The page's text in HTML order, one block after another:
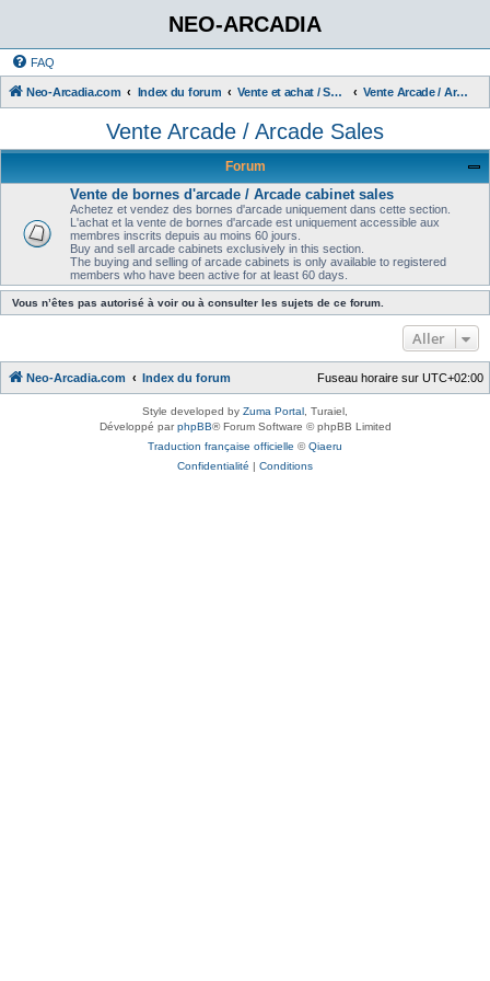
NEO-ARCADIA
FAQ
Neo-Arcadia.com Index du forum Vente et achat / Sales and Purchases Vente Arcade / Arcade Sales
Vente Arcade / Arcade Sales
Forum
Vente de bornes d'arcade / Arcade cabinet sales
Achetez et vendez des bornes d'arcade uniquement dans cette section.
L'achat et la vente de bornes d'arcade est uniquement accessible aux
membres inscrits depuis au moins 60 jours.
Buy and sell arcade cabinets exclusively in this section.
The buying and selling of arcade cabinets is only available to registered
members who have been active for at least 60 days.
Vous n’êtes pas autorisé à voir ou à consulter les sujets de ce forum.
Aller
Neo-Arcadia.com Index du forum Fuseau horaire sur UTC+02:00
Style developed by Zuma Portal , Turaiel,
Développé parphpBB® Forum Software © phpBB Limited
Traduction française officielle ©Qiaeru
Confidentialité | Conditions